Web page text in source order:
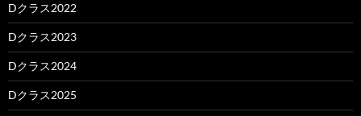
Dクラス2022
Dクラス2023
Dクラス2024
Dクラス2025